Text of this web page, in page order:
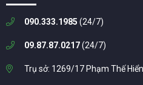
090.333.1985 (24/7)
09.87.87.0217(24/7)
Trụ sở: 1269/17 Phạm Thế